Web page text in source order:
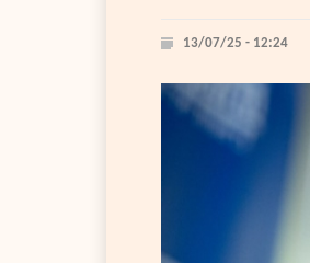
13/07/25 - 12:24